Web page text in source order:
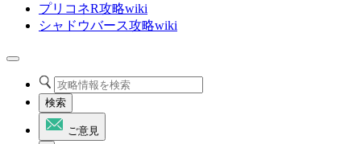
プリコネR攻略wiki
シャドウバース攻略wiki
検索
ご意見